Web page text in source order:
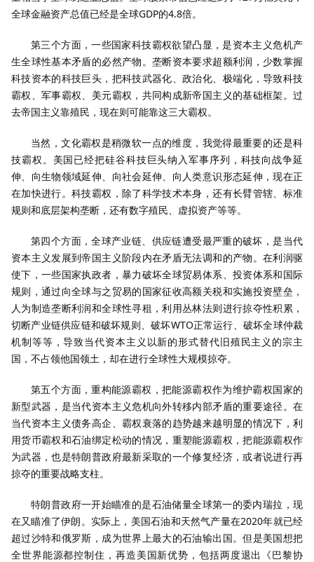
全球金融资产总值已经是全球GDP的4.8倍。
第三个方面，一些国家科技霸权欲望凸显，是资本主义危机产
生全球性基本矛盾的必然产物。垄断资本要求超额利润，少数掌握
科技资本的科技巨头，把科技武器化、政治化、极端化，导致科技
霸权、军事霸权、美元霸权，共同构成新帝国主义的基础框架。过
去帝国主义靠殖民，现在则可能靠这三大霸权。
当然，文化霸权是稍微软一点的维度，我觉得最重要的还是科
技霸权。美国已经把硅谷科技巨头纳入军事序列，科技向战争延
伸、向生物领域延伸、向社会延伸、向人类意识形态延伸，现在正
在加快进行。科技霸权，除了科学技术本身，还有长臂管辖、标准
规则和底层架构垄断，还有数字殖民、虚拟资产等等。
第四个方面，全球产业链、供应链遭受最严重的破坏，是当代
资本主义发展到帝国主义阶段内在矛盾无法调和的产物。在利润驱
使下，一些国家执政者，暴力破坏全球贸易体系、投资体系和国际
规则，通过向全球与之贸易的国家征收高额关税和实施投资壁垒，
人为制造垄断利润和全球性寻租，利用丛林法则进行掠夺性积累，
切断产业链供应链和破坏规则、破坏WTO正常运行、破坏全球仲裁
机制等等，导致当代资本主义以新的形式替代旧殖民主义的宗主
国，不占领他国领土，却在进行全球性大规模掠夺。
第五个方面，重构能源霸权，把能源霸权作为维护霸权国家的
新型武器，是当代资本主义危机向外转移内部矛盾的重要途径。在
当代资本主义债务高企、霸权衰落的趋势越来越明显的情况下，利
用货币霸权和石油绑定松动的情况，重塑能源霸权，把能源霸权作
为武器，也是特朗普政府最新采取的一个修复经济，或者说进行再
掠夺的重要战略支柱。
特朗普政府一开始瞄准的是石油储量全球第一的委内瑞拉，现
在又瞄准了伊朗。实际上，美国石油和天然气产量在2020年就已经
超过沙特和俄罗斯，成为世界上最大的石油输出国。但是美国想把
全世界能源都控制住，再造美国新优势，包括两度退出《巴黎协